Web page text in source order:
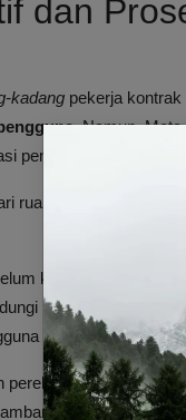
dan
kadang pekerja
. Namun,
pengguna.
ruang tamu hingga
konten ditinjau,
identitas. Namun,
masih bisa terlihat.
secara
mereka